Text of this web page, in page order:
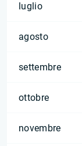
luglio
agosto
settembre
ottobre
novembre